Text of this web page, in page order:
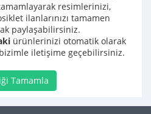
resimlerinizi,
ilanlarınızı tamamen
paylaşabilirsiniz.
ürünlerinizi otomatik olarak
iletişime geçebilirsiniz.
Tamamla